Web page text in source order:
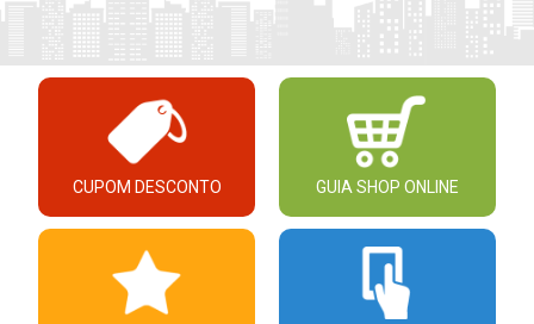
CUPOM DESCONTO GUIA SHOP ONLINE